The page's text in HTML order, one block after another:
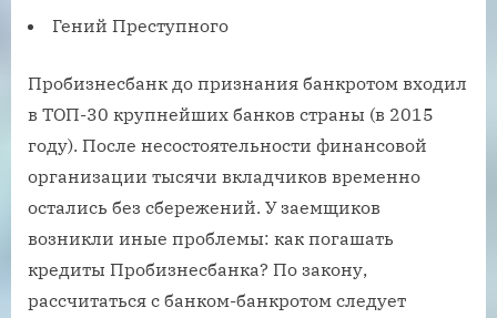
Гений Преступного
Пробизнесбанк до признания банкротом входил
в ТОП-30 крупнейших банков страны (в 2015
году). После несостоятельности финансовой
организации тысячи вкладчиков временно
остались без сбережений. У заемщиков
возникли иные проблемы: как погашать
кредиты Пробизнесбанка? По закону,
рассчитаться с банком-банкротом следует